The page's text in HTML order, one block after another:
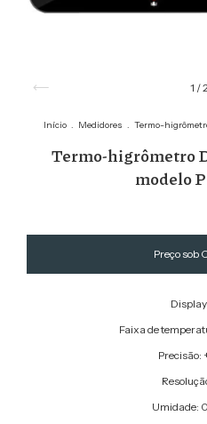
1 /2
Início . Medidores . Termo-
Termo-higrômetro
modelo
Faixa de
Precisão:
Umidade: